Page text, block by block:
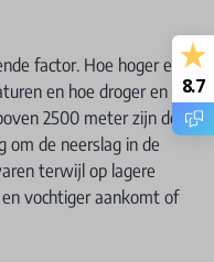
factor. Hoe hoger een
en hoe droger en
2500 meter zijn de
om de neerslag in de
terwijl op lagere
vochtiger aankomt of
8.7